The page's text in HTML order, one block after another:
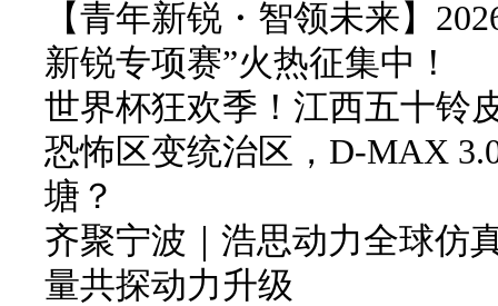
【青年新锐・智领未来】
新锐专项赛”火热征集中！
世界杯狂欢季！江西五十铃
恐怖区变统治区，D-MAX
塘？
齐聚宁波｜浩思动力全球仿
量共探动力升级